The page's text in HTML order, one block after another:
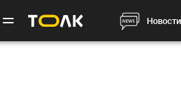
Новости